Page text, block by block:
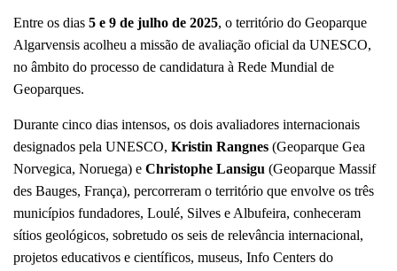
Entre os dias 5 e 9 de julho de 2025, o território do Geoparque
Algarvensis acolheu a missão de avaliação oficial da UNESCO,
no âmbito do processo de candidatura à Rede Mundial de
Geoparques.
Durante cinco dias intensos, os dois avaliadores internacionais
designados pela UNESCO, Kristin Rangnes (Geoparque Gea
Norvegica, Noruega) e Christophe Lansigu (Geoparque Massif
des Bauges, França), percorreram o território que envolve os três
municípios fundadores, Loulé, Silves e Albufeira, conheceram
sítios geológicos, sobretudo os seis de relevância internacional,
projetos educativos e científicos, museus, Info Centers do